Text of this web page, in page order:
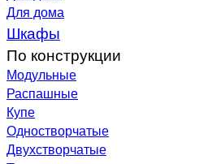
Для дома
Шкафы
По конструкции
Модульные
Распашные
Купе
Одностворчатые
Двухстворчатые